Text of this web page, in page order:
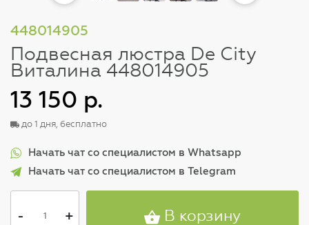
448014905
Подвесная люстра De City
Виталина 448014905
13 150 р.
до 1 дня, бесплатно
Начать чат со специалистом в Whatsapp
Начать чат со специалистом в Telegram
- + В корзину